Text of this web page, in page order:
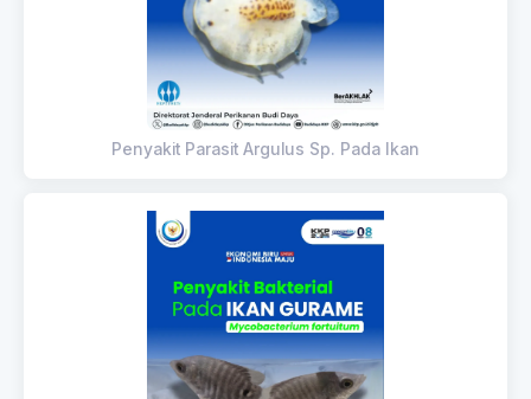
Penyakit Parasit Argulus Sp. Pada Ikan